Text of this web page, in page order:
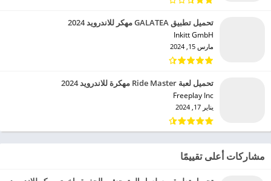
تحميل تطبيق GALATEA مهكر للاندرويد 2024
Inkitt GmbH‏
مارس 15, 2024
تحميل لعبة Ride Master مهكرة للاندرويد 2024
Freeplay Inc‏
يناير 17, 2024
مشاركات أعلى تقييمًا